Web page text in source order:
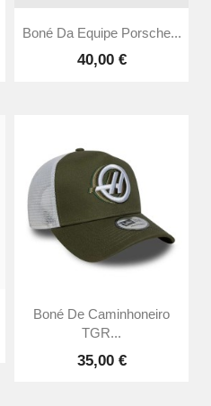
Boné Da Equipe Porsche...
40,00 €
Boné De Caminhoneiro
TGR...
35,00 €